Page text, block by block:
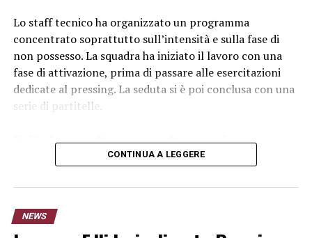
Lo staff tecnico ha organizzato un programma
concentrato soprattutto sull’intensità e sulla fase di
non possesso. La squadra ha iniziato il lavoro con una
fase di attivazione, prima di passare alle esercitazioni
dedicate al pressing. La seduta si è poi conclusa con una
serie di partitelle.
Il Bologna lavora sul pressing
L’allenamento del Bologna ha permesso al gruppo di
concentrarsi sui movimenti collettivi e sulla pressione
questa fase della preparazione, durante la quale la
CONTINUA A LEGGERE
NEWS